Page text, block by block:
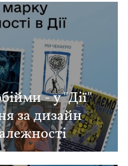
- у "Дії"
за дизайн